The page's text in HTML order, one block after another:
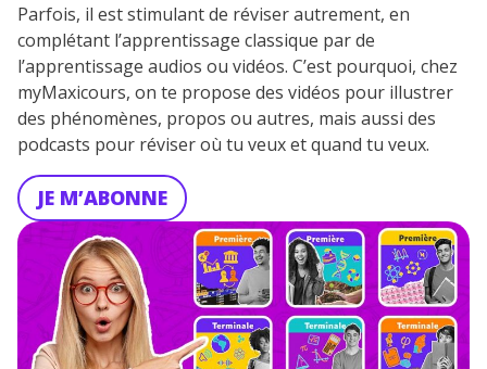
Parfois, il est stimulant de réviser autrement, en
complétant l’apprentissage classique par de
l’apprentissage audios ou vidéos. C’est pourquoi, chez
myMaxicours, on te propose des vidéos pour illustrer
des phénomènes, propos ou autres, mais aussi des
podcasts pour réviser où tu veux et quand tu veux.
JE M’ABONNE